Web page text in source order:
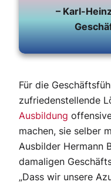
– Karl-
Für die
zufriedenstellende
Ausbildung
machen, sie selber
Ausbilder Hermann
damaligen
„Dass wir unsere